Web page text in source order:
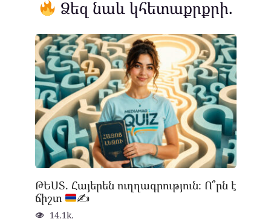
Ձեզ նաև կհետաքրքրի.
ԹԵՍՏ. Հայերեն ուղղագրություն։ Ո՞րն է
ճիշտ
✍
14.1k.